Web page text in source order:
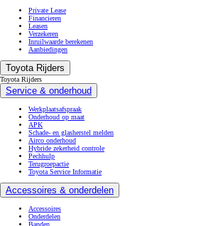
Private Lease
Financieren
Leasen
Verzekeren
Inruilwaarde berekenen
Aanbiedingen
Toyota Rijders
Toyota Rijders
Service & onderhoud
Werkplaatsafspraak
Onderhoud op maat
APK
Schade- en glasherstel melden
Airco onderhoud
Hybride zekerheid controle
Pechhulp
Terugroepactie
Toyota Service Informatie
Accessoires & onderdelen
Accessoires
Onderdelen
Banden